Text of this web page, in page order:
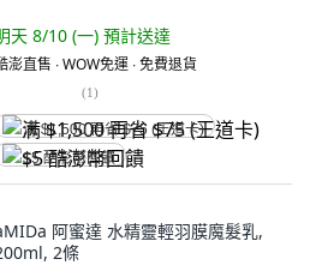
天 8/10 (一) 預計送達
澎直售 ∙ WOW免運 ∙ 免費退貨
(1)
满 $1,500 再省 $75 (王道卡)
$5 酷澎幣回饋
阿蜜達 水精靈輕羽膜魔髮乳,
2條